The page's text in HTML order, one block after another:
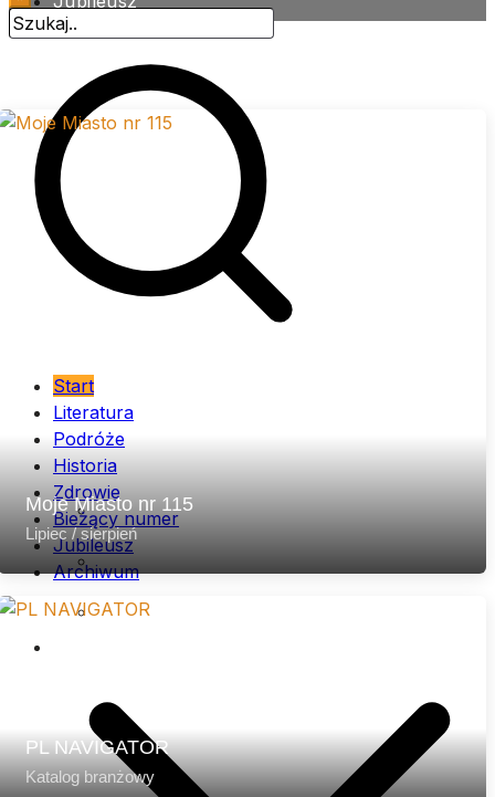
Archiwum
Archiwum (lata 2007 – 2013)
Archiwum (lata 2014 – 2020)
Archiwum (lata 2021 – 2026)
Start
Literatura
Podróże
Historia
Zdrowie
Bieżący numer
Jubileusz
Archiwum
Moje Miasto nr 115
Lipiec / sierpień
PL NAVIGATOR
Katalog branżowy